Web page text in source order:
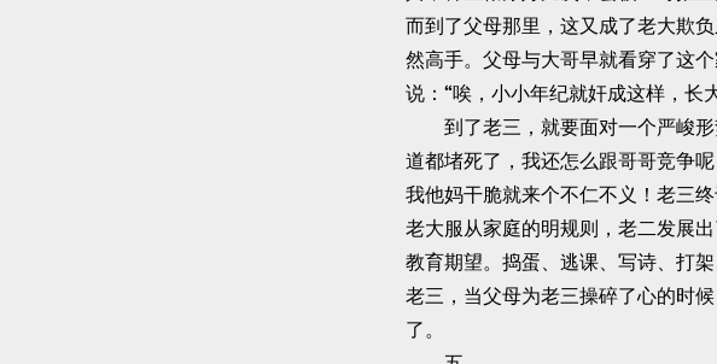
而到了父母那里，这又成了老大欺
然高手。父母与大哥早就看穿了这
说：“唉，小小年纪就奸成这样，长
到了老三，就要面对一个严峻形
道都堵死了，我还怎么跟哥哥竞争
我他妈干脆就来个不仁不义！老三
老大服从家庭的明规则，老二发展
教育期望。捣蛋、逃课、写诗、打
老三，当父母为老三操碎了心的时
了。